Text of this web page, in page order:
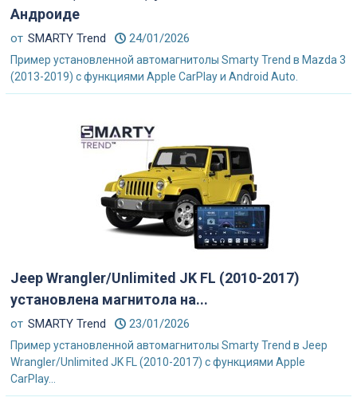
Андроиде
от SMARTY Trend 24/01/2026
Пример установленной автомагнитолы Smarty Trend в Mazda 3
(2013-2019) с функциями Apple CarPlay и Android Auto.
Jeep Wrangler/Unlimited JK FL (2010-2017)
установлена магнитола на...
от SMARTY Trend 23/01/2026
Пример установленной автомагнитолы Smarty Trend в Jeep
Wrangler/Unlimited JK FL (2010-2017) с функциями Apple
CarPlay...